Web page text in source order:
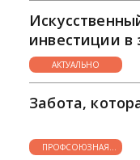
инвестиции в
АКТУАЛЬНО
Забота,
ПРОФСОЮЗНАЯ